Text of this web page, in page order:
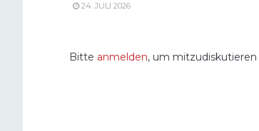
24. JULI 2026
Bitte anmelden, um mitzudiskutieren